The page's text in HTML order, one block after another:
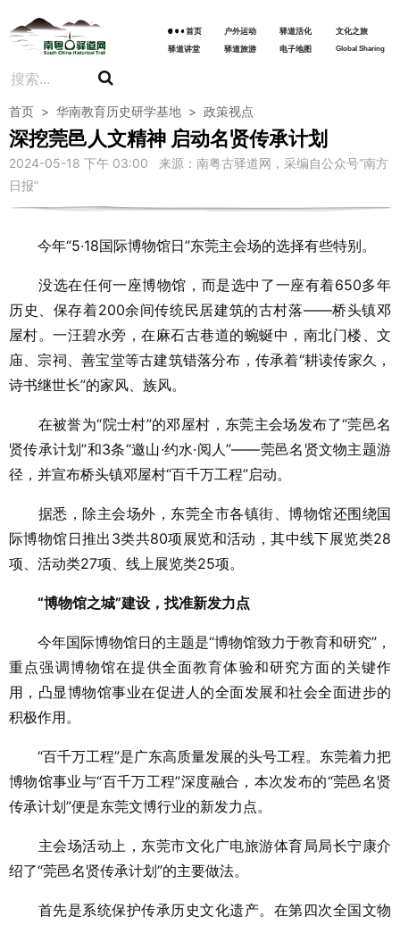
首页 户外运动 驿道活化
文化之旅
驿道讲堂
驿道旅游 电子地图 Global Sharing
首页 > 华南教育历史研学基地 > 政策视点
深挖莞邑人文精神 启动名贤传承计划
2024-05-18 下午 03:00 来源：南粤古驿道网，采编自公众号“南方
日报”
今年“5·18国际博物馆日”东莞主会场的选择有些特别。
没选在任何一座博物馆，而是选中了一座有着650多年
历史、保存着200余间传统民居建筑的古村落——桥头镇邓
屋村。一汪碧水旁，在麻石古巷道的蜿蜒中，南北门楼、文
庙、宗祠、善宝堂等古建筑错落分布，传承着“耕读传家久，
诗书继世长”的家风、族风。
在被誉为“院士村”的邓屋村，东莞主会场发布了“莞邑名
贤传承计划”和3条“邀山·约水·阅人”——莞邑名贤文物主题游
径，并宣布桥头镇邓屋村“百千万工程”启动。
据悉，除主会场外，东莞全市各镇街、博物馆还围绕国
际博物馆日推出3类共80项展览和活动，其中线下展览类28
项、活动类27项、线上展览类25项。
“博物馆之城”建设，找准新发力点
今年国际博物馆日的主题是“博物馆致力于教育和研究”，
重点强调博物馆在提供全面教育体验和研究方面的关键作
用，凸显博物馆事业在促进人的全面发展和社会全面进步的
积极作用。
“百千万工程”是广东高质量发展的头号工程。东莞着力把
博物馆事业与“百千万工程”深度融合，本次发布的“莞邑名贤
传承计划”便是东莞文博行业的新发力点。
主会场活动上，东莞市文化广电旅游体育局局长宁康介
绍了“莞邑名贤传承计划”的主要做法。
首先是系统保护传承历史文化遗产。在第四次全国文物